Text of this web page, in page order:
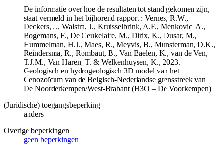
De informatie over hoe de resultaten tot stand gekomen zijn,
staat vermeld in het bijhorend rapport : Vernes, R.W.,
Deckers, J., Walstra, J., Kruisselbrink, A.F., Menkovic, A.,
Bogemans, F., De Ceukelaire, M., Dirix, K., Dusar, M.,
Hummelman, H.J., Maes, R., Meyvis, B., Munsterman, D.K.,
Reindersma, R., Rombaut, B., Van Baelen, K., van de Ven,
T.J.M., Van Haren, T. & Welkenhuysen, K., 2023.
Geologisch en hydrogeologisch 3D model van het
Cenozoïcum van de Belgisch-Nederlandse grensstreek van
De Noorderkempen/West-Brabant (H3O – De Voorkempen)
(Juridische) toegangsbeperking
anders
Overige beperkingen
geen beperkingen